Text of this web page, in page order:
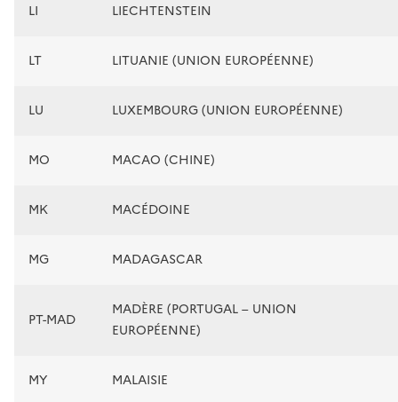
LI LIECHTENSTEIN
LT LITUANIE (UNION EUROPÉENNE)
LU LUXEMBOURG (UNION EUROPÉENNE)
MO MACAO (CHINE)
MK MACÉDOINE
MG MADAGASCAR
PT-MAD
MADÈRE (PORTUGAL – UNION
EUROPÉENNE)
MY MALAISIE